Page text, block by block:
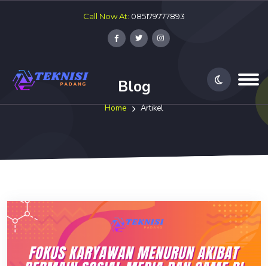
Call Now At: 085179777893
Blog
Home Artikel